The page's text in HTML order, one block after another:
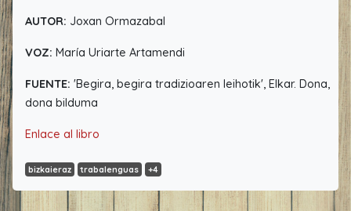
AUTOR: Joxan Ormazabal
VOZ: María Uriarte Artamendi
FUENTE: 'Begira, begira tradizioaren leihotik', Elkar. Dona,
dona bilduma
Enlace al libro
bizkaieraz trabalenguas +4